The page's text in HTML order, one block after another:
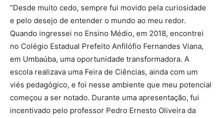
“Desde muito cedo, sempre fui movido pela curiosidade
e pelo desejo de entender o mundo ao meu redor.
Quando ingressei no Ensino Médio, em 2018, encontrei
no Colégio Estadual Prefeito Anfilófio Fernandes Viana,
em Umbaúba, uma oportunidade transformadora. A
escola realizava uma Feira de Ciências, ainda com um
viés pedagógico, e foi nesse ambiente que meu potencial
começou a ser notado. Durante uma apresentação, fui
incentivado pelo professor Pedro Ernesto Oliveira da